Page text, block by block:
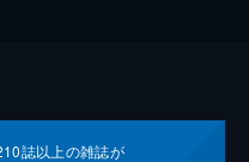
誌以上の雑誌が